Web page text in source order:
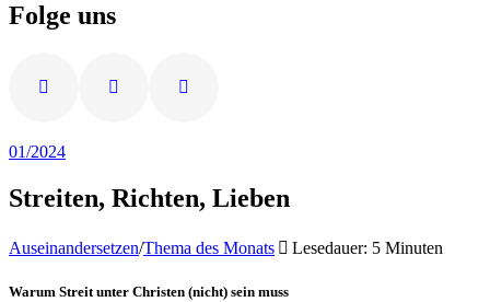
Folge uns
01/2024
Streiten, Richten, Lieben
Auseinandersetzen/Thema des Monats Lesedauer: 5 Minuten
Warum Streit unter Christen (nicht) sein muss